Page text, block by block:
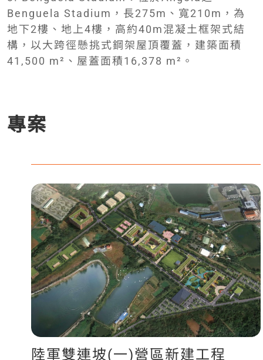
Benguela Stadium，長275m、寬210m，為
地下2樓、地上4樓，高約40m混凝土框架式結
構，以大跨徑懸挑式鋼架屋頂覆蓋，建築面積
41,500 m²、屋蓋面積16,378 m²。
專案
陸軍雙連坡(一)營區新建工程